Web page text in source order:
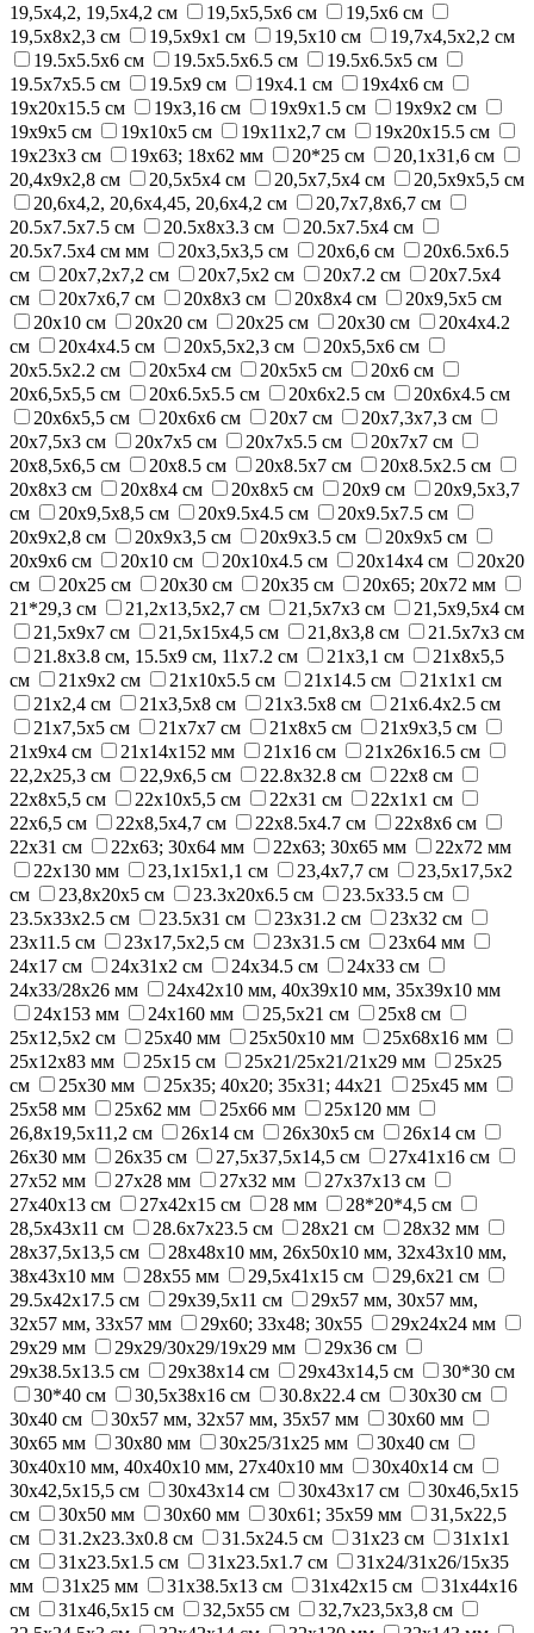
19,5х4,2, 19,5х4,2 см
19,5х5,5х6 см
19,5х6 см
19,5х8х2,3 см
19,5х9х1 см 19,5х10 см
19,7х4,5х2,2 см
19.5х5.5х6 см
19.5х5.5х6.5 см
19.5х6.5х5 см
19.5х7х5.5 см
19.5х9 см 19x4.1 см
19x4x6 см
19x20x15.5 см
19х3,16 см 19х9х1.5 см
19х9х2 см
19х9х5 см
19х10х5 см 19х11х2,7 см
19х20х15.5 см
19х23х3 см
19х63; 18х62 мм 20*25 см
20,1х31,6 см
20,4х9х2,8 см
20,5х5х4 см 20,5х7,5х4 см
20,5х9х5,5 см
20,6х4,2, 20,6х4,45, 20,6х4,2 см
20,7x7,8x6,7 см
20.5x7.5x7.5 см
20.5x8x3.3 см
20.5х7.5х4 см
20.5х7.5х4 см мм
20x3,5x3,5 см 20x6,6 см
20x6.5x6.5
см
20x7,2x7,2 см 20x7,5x2 см 20x7.2 см
20x7.5x4
см
20x7x6,7 см 20x8x3 см 20x8x4 см
20x9,5x5 см
20x10 см
20x20 см 20x25 см 20x30 см
20х4х4.2
см
20х4х4.5 см 20х5,5х2,3 см
20х5,5х6 см
20х5.5х2.2 см
20х5х4 см 20х5х5 см
20х6 см
20х6,5х5,5 см
20х6.5х5.5 см 20х6х2.5 см
20х6х4.5 см
20х6х5,5 см
20х6х6 см 20х7 см
20х7,3х7,3 см
20х7,5х3 см
20х7х5 см 20х7х5.5 см
20х7х7 см
20х8,5х6,5 см
20х8.5 cм 20х8.5x7 см
20х8.5х2.5 см
20х8х3 см
20х8х4 см 20х8х5 см 20х9 см
20х9,5х3,7
см
20х9,5х8,5 см 20х9.5х4.5 см
20х9.5х7.5 см
20х9х2,8 см
20х9х3,5 см 20х9х3.5 см
20х9х5 см
20х9х6 см
20х10 см 20х10х4.5 см 20х14х4 см
20х20
см
20х25 см 20х30 см 20х35 см
20х65; 20х72 мм
21*29,3 см
21,2х13,5х2,7 см 21,5x7x3 см
21,5x9,5x4 см
21,5х9х7 см
21,5х15х4,5 см 21,8х3,8 см
21.5x7x3 см
21.8x3.8 см, 15.5x9 см, 11x7.2 см
21x3,1 см
21x8x5,5
см
21x9x2 см 21x10x5.5 см 21x14.5 см
21х1х1 см
21х2,4 см
21х3,5х8 см 21х3.5х8 см
21х6.4х2.5 см
21х7,5х5 см
21х7х7 см 21х8х5 см
21х9х3,5 см
21х9х4 см
21х14x152 мм 21х16 см
21х26х16.5 см
22,2х25,3 см
22,9x6,5 см 22.8x32.8 см
22x8 см
22x8x5,5 см
22x10x5,5 см 22x31 см
22х1х1 см
22х6,5 см
22х8,5х4,7 см 22х8.5х4.7 см
22х8х6 см
22х31 см
22х63; 30х64 мм 22х63; 30х65 мм
22х72 мм
22х130 мм
23,1х15х1,1 см 23,4x7,7 см
23,5x17,5x2
см
23,8x20х5 см 23.3x20х6.5 см
23.5x33.5 см
23.5x33x2.5 см
23.5х31 см 23x31.2 см
23x32 см
23х11.5 см
23х17,5х2,5 см 23х31.5 см
23х64 мм
24x17 см
24x31x2 см 24x34.5 см
24х33 см
24х33/28х26 мм
24х42х10 мм, 40х39х10 мм, 35х39х10 мм
24х153 мм
24х160 мм 25,5х21 см
25x8 см
25x12,5x2 см
25x40 мм 25x50x10 мм
25x68x16 мм
25х12х83 мм
25х15 см 25х21/25х21/21х29 мм
25х25
см
25х30 мм 25х35; 40x20; 35х31; 44x21
25х45 мм
25х58 мм
25х62 мм 25х66 мм
25х120 мм
26,8х19,5х11,2 см
26x14 см 26x30x5 см
26х14 см
26х30 мм
26х35 см 27,5x37,5x14,5 см
27x41x16 см
27x52 мм
27х28 мм 27х32 мм
27х37х13 см
27х40х13 см
27х42х15 см 28 мм
28*20*4,5 см
28,5х43х11 см
28.6x7x23.5 см 28х21 см
28х32 мм
28х37,5х13,5 см
28х48х10 мм, 26х50х10 мм, 32х43х10 мм,
38х43х10 мм
28х55 мм 29,5х41х15 см
29,6х21 см
29.5x42x17.5 см
29x39,5x11 см
29x57 мм, 30x57 мм,
32x57 мм, 33x57 мм
29x60; 33x48; 30x55
29х24х24 мм
29х29 мм
29х29/30х29/19х29 мм
29х36 см
29х38.5х13.5 см
29х38х14 см 29х43х14,5 см
30*30 см
30*40 см
30,5x38x16 см 30.8x22.4 см
30x30 см
30x40 см
30x57 мм, 32x57 мм, 35x57 мм
30x60 мм
30x65 мм
30x80 мм 30х25/31х25 мм
30х40 см
30х40х10 мм, 40х40х10 мм, 27х40х10 мм
30х40х14 см
30х42,5х15,5 см
30х43х14 см 30х43х17 см
30х46,5х15
см
30х50 мм 30х60 мм 30х61; 35х59 мм
31,5х22,5
см
31.2х23.3х0.8 см 31.5x24.5 см 31x23 см
31х1х1
см
31х23.5х1.5 см 31х23.5х1.7 см
31х24/31х26/15х35
мм
31х25 мм 31х38.5х13 см 31х42х15 см
31х44х16
см
31х46,5х15 см 32,5х55 см
32,7x23,5x3,8 см